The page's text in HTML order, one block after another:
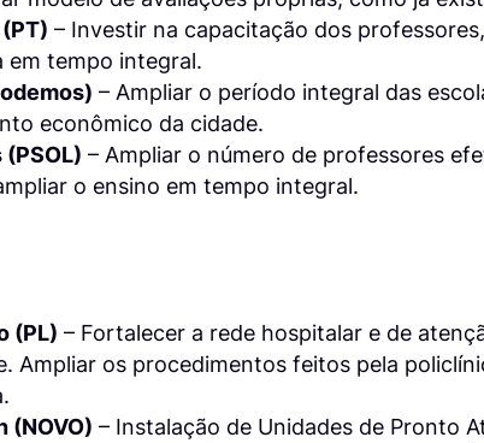
– Investir na capacitação dos
em tempo integral.
– Ampliar o período integral das
econômico da cidade.
– Ampliar o número de professores
o ensino em tempo integral.
(PL) – Fortalecer a rede hospitalar e de
Ampliar os procedimentos feitos pela
(NOVO) – Instalação de Unidades de Pronto